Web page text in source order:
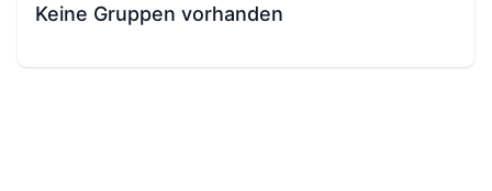
Keine Gruppen vorhanden